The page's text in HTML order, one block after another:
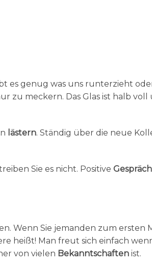
es genug was uns runterzieht
zu meckern. Das Glas ist halb voll
lästern. Ständig über die neue
Sie es nicht. Positive
Wenn Sie jemanden zum ersten
heißt! Man freut sich einfach
von vielen Bekanntschaften ist.